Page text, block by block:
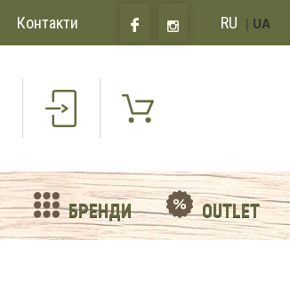
Контакти RU | UA
БРЕНДИ OUTLET